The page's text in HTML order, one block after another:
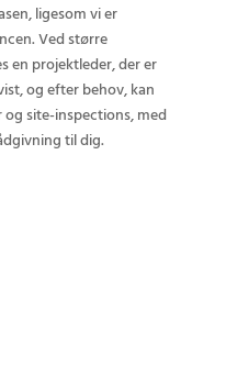
ligesom vi er
Ved større
en projektleder, der er
og efter behov, kan
site-inspections, med
til dig.